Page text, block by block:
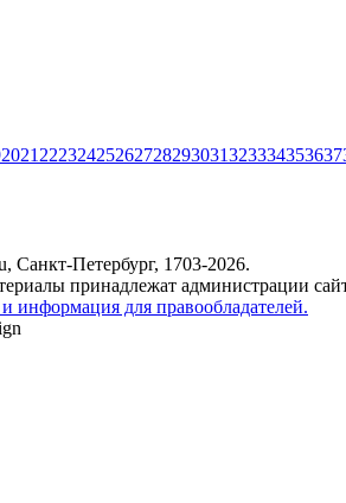
2021 22232425262728293031323334353637
Санкт-Петербург, 1703-2026.
принадлежат администрации
информация для правообладателей.